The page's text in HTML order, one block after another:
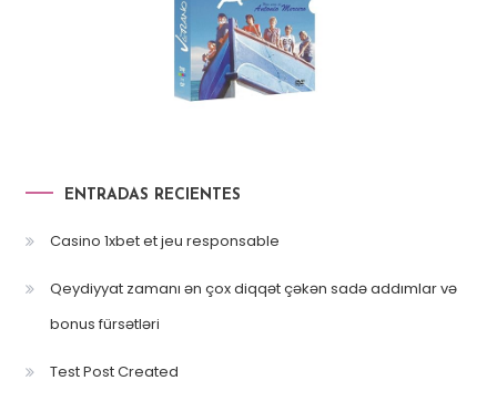
ENTRADAS RECIENTES
Casino 1xbet et jeu responsable
Qeydiyyat zamanı ən çox diqqət çəkən sadə addımlar və
bonus fürsətləri
Test Post Created